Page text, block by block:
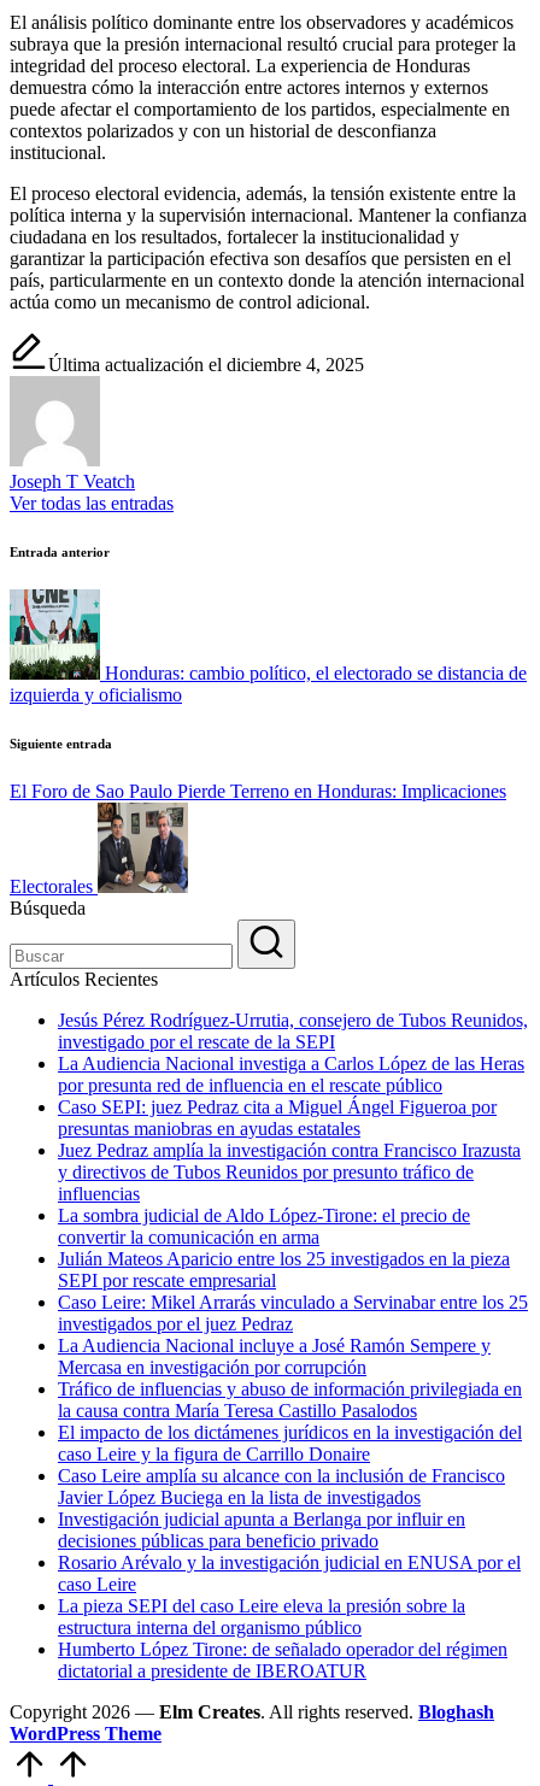
El análisis político dominante entre los observadores y académicos
subraya que la presión internacional resultó crucial para proteger la
integridad del proceso electoral. La experiencia de Honduras
demuestra cómo la interacción entre actores internos y externos
puede afectar el comportamiento de los partidos, especialmente en
contextos polarizados y con un historial de desconfianza
institucional.
El proceso electoral evidencia, además, la tensión existente entre la
política interna y la supervisión internacional. Mantener la confianza
ciudadana en los resultados, fortalecer la institucionalidad y
garantizar la participación efectiva son desafíos que persisten en el
país, particularmente en un contexto donde la atención internacional
actúa como un mecanismo de control adicional.
Última actualización el diciembre 4, 2025
Joseph T Veatch
Ver todas las entradas
Navegación
de
entradas
Entrada anterior
Honduras: cambio político, el electorado se distancia de
izquierda y oficialismo
Siguiente entrada
El Foro de Sao Paulo Pierde Terreno en Honduras: Implicaciones
Electorales
Búsqueda
Artículos Recientes
Jesús Pérez Rodríguez-Urrutia, consejero de Tubos Reunidos,
investigado por el rescate de la SEPI
La Audiencia Nacional investiga a Carlos López de las Heras
por presunta red de influencia en el rescate público
Caso SEPI: juez Pedraz cita a Miguel Ángel Figueroa por
presuntas maniobras en ayudas estatales
Juez Pedraz amplía la investigación contra Francisco Irazusta
y directivos de Tubos Reunidos por presunto tráfico de
influencias
La sombra judicial de Aldo López-Tirone: el precio de
convertir la comunicación en arma
Julián Mateos Aparicio entre los 25 investigados en la pieza
SEPI por rescate empresarial
Caso Leire: Mikel Arrarás vinculado a Servinabar entre los 25
investigados por el juez Pedraz
La Audiencia Nacional incluye a José Ramón Sempere y
Mercasa en investigación por corrupción
Tráfico de influencias y abuso de información privilegiada en
la causa contra María Teresa Castillo Pasalodos
El impacto de los dictámenes jurídicos en la investigación del
caso Leire y la figura de Carrillo Donaire
Caso Leire amplía su alcance con la inclusión de Francisco
Javier López Buciega en la lista de investigados
Investigación judicial apunta a Berlanga por influir en
decisiones públicas para beneficio privado
Rosario Arévalo y la investigación judicial en ENUSA por el
caso Leire
La pieza SEPI del caso Leire eleva la presión sobre la
estructura interna del organismo público
Humberto López Tirone: de señalado operador del régimen
dictatorial a presidente de IBEROATUR
Copyright 2026 — Elm Creates. All rights reserved. Bloghash
WordPress Theme